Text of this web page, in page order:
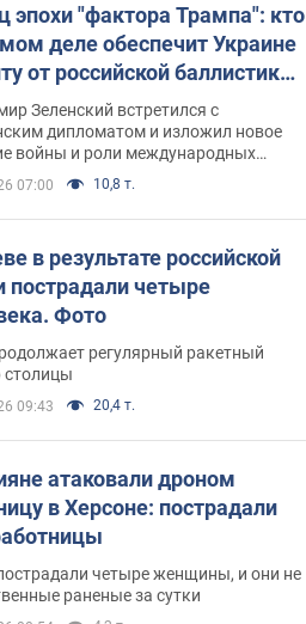
эпохи "фактора Трампа": кто
деле обеспечит Украине
от российской баллистики.
с Безсмертным
Зеленский встретился с
дипломатом и изложил новое
войны и роли международных
в борьбе с Россией
07:00 10,8 т.
в результате российской
пострадали четыре
Фото
регулярный ракетный
столицы
09:43 20,4 т.
атаковали дроном
в Херсоне: пострадали
четыре женщины, и они не
раненые за сутки